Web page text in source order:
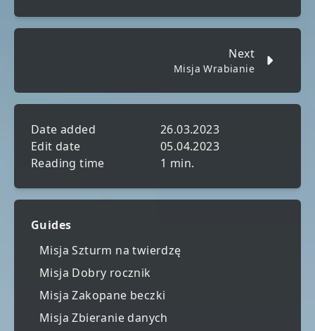
Next
Misja Wrabianie
Date added
26.03.2023
Edit date
05.04.2023
Reading time
1 min.
Guides
Misja Szturm na twierdzę
Misja Dobry rocznik
Misja Zakopane beczki
Misja Zbieranie danych